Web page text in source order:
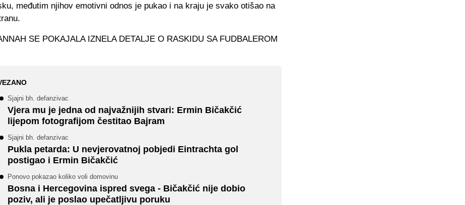
međutim njihov emotivni odnos je pukao i na kraju je svako otišao na
Sjajni bh. defanzivac
Vjera mu je jedna od najvažnijih stvari: Ermin Bičakčić
lijepom fotografijom čestitao Bajram
Sjajni bh. defanzivac
Pukla petarda: U nevjerovatnoj pobjedi Eintrachta gol
postigao i Ermin Bičakčić
Ponovo pokazao koliko voli domovinu
Bosna i Hercegovina ispred svega - Bičakčić nije dobio
poziv, ali je poslao upečatljivu poruku